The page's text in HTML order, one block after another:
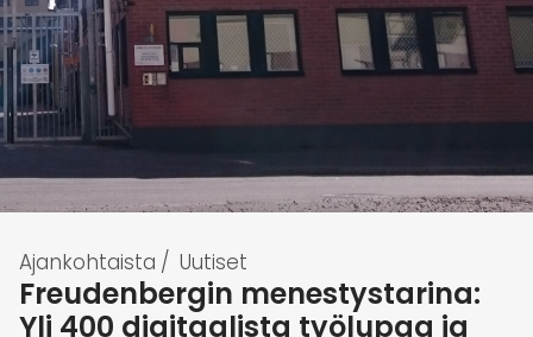
Ajankohtaista / Uutiset
Freudenbergin menestystarina:
Yli 400 digitaalista työlupaa ja